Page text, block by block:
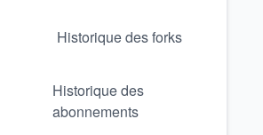
Historique des forks
Historique des
abonnements